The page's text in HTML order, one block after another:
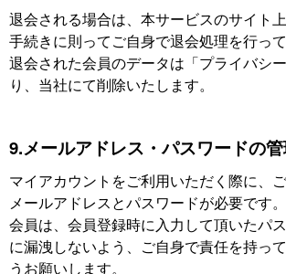
退会される場合は、本サービスのサイト
手続きに則ってご自身で退会処理を行って
退会された会員のデータは「プライバシ
り、当社にて削除いたします。
9.メールアドレス・パスワードの
マイアカウントをご利用いただく際に、
メールアドレスとパスワードが必要です。
会員は、会員登録時に入力して頂いたパ
に漏洩しないよう、ご自身で責任を持っ
うお願いします。